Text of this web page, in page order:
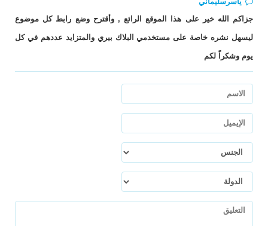
جزاكم الله خير على هذا الموقع الرائع , وأقترح وضع رابط كل موضوع
ليسهل نشره خاصة على مستخدمي البلاك بيري والمتزايد عددهم في كل
يوم وشكراً لكم